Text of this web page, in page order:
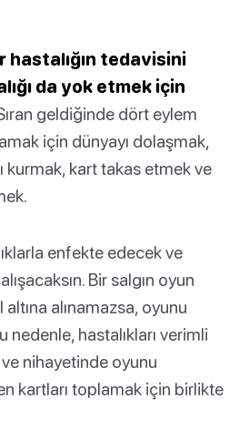
hastalığın tedavisini
da yok etmek için
geldiğinde dört eylem
için dünyayı dolaşmak,
kurmak, kart takas etmek ve
enfekte edecek ve
Bir salgın oyun
alınamazsa, oyunu
nedenle, hastalıkları verimli
nihayetinde oyunu
kartları toplamak için birlikte